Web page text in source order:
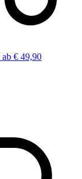
ab € 49,90